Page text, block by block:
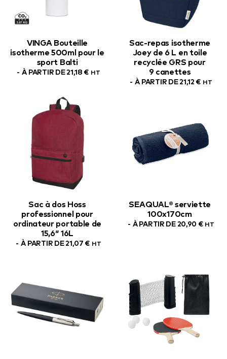
VINGA Bouteille
isotherme 500ml pour le
sport Balti
À PARTIR DE21,18 € HT
Sac-repas isotherme
Joey de 6 L en toile
recyclée GRS pour
9 canettes
À PARTIR DE21,12 € HT
Sac à dos Hoss
professionnel pour
ordinateur portable de
15,6″ 16L
À PARTIR DE21,07 € HT
SEAQUAL® serviette
100x170cm
À PARTIR DE20,90 € HT